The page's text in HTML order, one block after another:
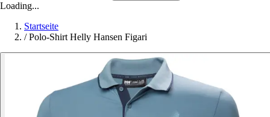
Loading...
Startseite
/ Polo-Shirt Helly Hansen Figari